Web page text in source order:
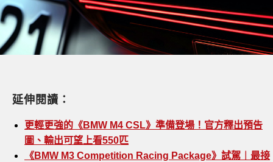
延伸閱讀：
更輕更強的《BMW M4 CSL》準備登場！官方釋出預告
圖、輸出可望上看550匹
《BMW M3 Competition Racing Package》試駕︱最接